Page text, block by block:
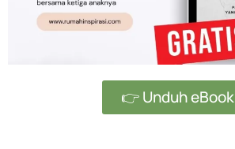
👉 Unduh eBook